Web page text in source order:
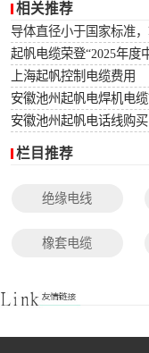
相关推荐
上海起帆控制电缆费用
安徽池州起帆电话线购买
栏目推荐
绝缘电线
橡套电缆
特种电缆
网络通讯电缆